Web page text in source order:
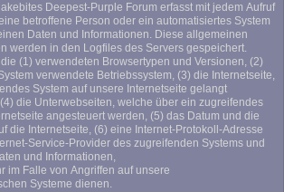
Deepest-Purple Forum erfasst mit jedem Aufruf
betroffene Person oder ein automatisiertes System
Daten und Informationen. Diese allgemeinen
werden in den Logfiles des Servers gespeichert.
(1) verwendeten Browsertypen und Versionen, (2)
verwendete Betriebssystem, (3) die Internetseite,
System auf unsere Internetseite gelangt
die Unterwebseiten, welche über ein zugreifendes
angesteuert werden, (5) das Datum und die
die Internetseite, (6) eine Internet-Protokoll-Adresse
Service-Provider des zugreifenden Systems und
und Informationen,
im Falle von Angriffen auf unsere
Systeme dienen.